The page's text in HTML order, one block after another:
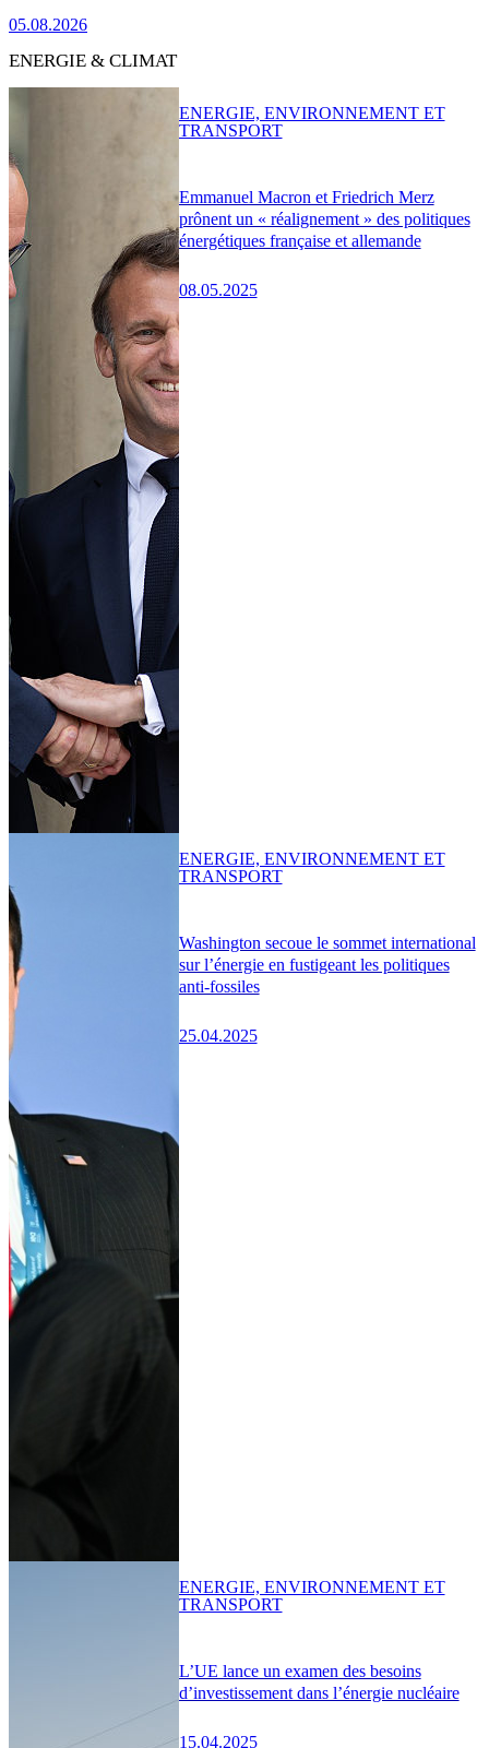
05.08.2026
ENERGIE & CLIMAT
Emmanuel Macron et Friedrich Merz
prônent un « réalignement » des politiques
énergétiques française et allemande
08.05.2025
ENERGIE, ENVIRONNEMENT ET
TRANSPORT
Washington secoue le sommet international
sur l’énergie en fustigeant les politiques
anti-fossiles
25.04.2025
ENERGIE, ENVIRONNEMENT ET
TRANSPORT
L’UE lance un examen des besoins
d’investissement dans l’énergie nucléaire
15.04.2025
ENERGIE, ENVIRONNEMENT ET
TRANSPORT